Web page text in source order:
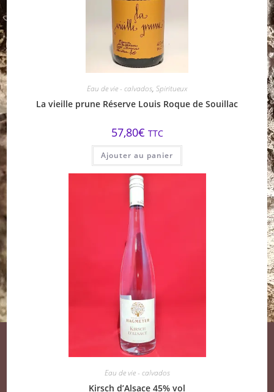
Eau de vie - calvados, Spiritueux
La vieille prune Réserve Louis Roque de Souillac
57,80€ TTC
Ajouter au panier
Eau de vie - calvados
Kirsch d’Alsace 45% vol